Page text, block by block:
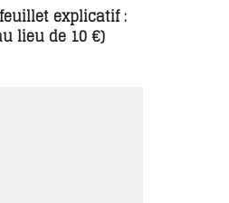
explicatif :
lieu de 10 €)